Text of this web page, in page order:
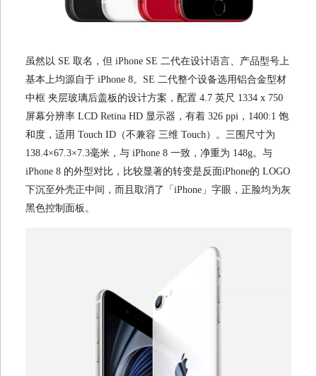
虽然以 SE 取名，但 iPhone SE 二代在设计语言、产品型号上
基本上均源自于 iPhone 8。SE 二代整个设备选用铝合金型材
中框 夹层玻璃后盖板的设计方案，配置 4.7 英尺 1334 x 750
屏幕分辨率 LCD Retina HD 显示器，有着 326 ppi，1400:1 饱
和度，适用 Touch ID（不兼容 三维 Touch）。三围尺寸为
138.4×67.3×7.3毫米，与 iPhone 8 一致，净重为 148g。与
iPhone 8 的外型对比，比较显著的转变是反面iPhone的 LOGO
下沉至外壳正中间，而且取消了「iPhone」字眼，正脸均为灰
黑色控制面板。